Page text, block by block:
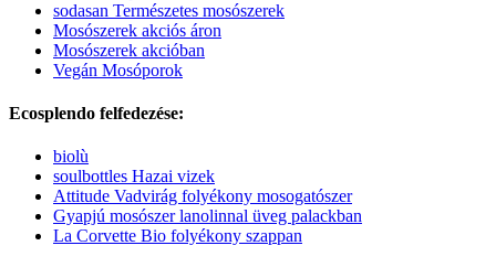
sodasan Természetes mosószerek
Mosószerek akciós áron
Mosószerek akcióban
Vegán Mosóporok
Ecosplendo felfedezése:
biolù
soulbottles Hazai vizek
Attitude Vadvirág folyékony mosogatószer
Gyapjú mosószer lanolinnal üveg palackban
La Corvette Bio folyékony szappan